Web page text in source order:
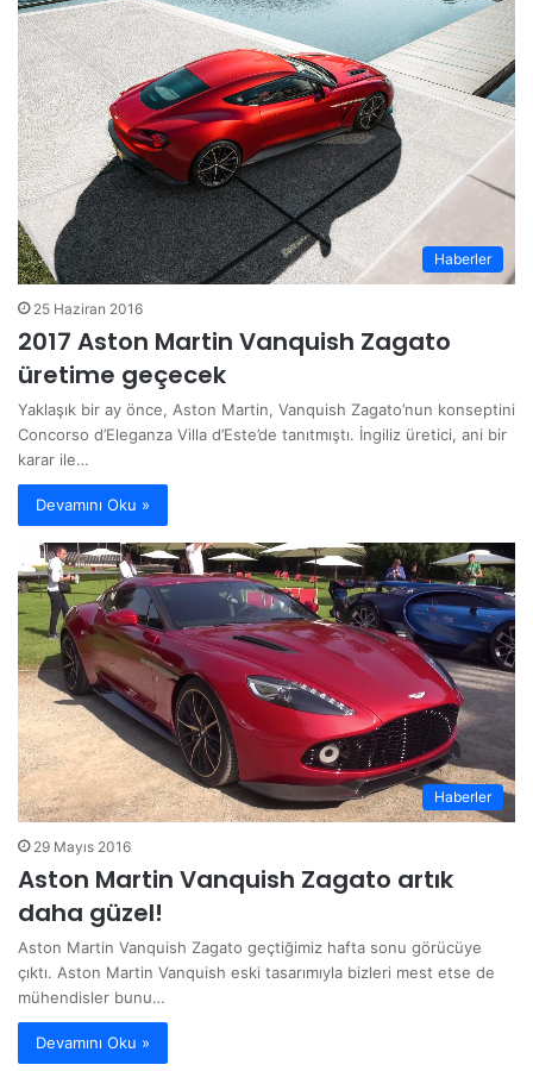
Haberler
25 Haziran 2016
2017 Aston Martin Vanquish Zagato
üretime geçecek
Yaklaşık bir ay önce, Aston Martin, Vanquish Zagato’nun konseptini
Concorso d’Eleganza Villa d’Este’de tanıtmıştı. İngiliz üretici, ani bir
karar ile…
Devamını Oku »
Haberler
29 Mayıs 2016
Aston Martin Vanquish Zagato artık
daha güzel!
Aston Martin Vanquish Zagato geçtiğimiz hafta sonu görücüye
çıktı. Aston Martin Vanquish eski tasarımıyla bizleri mest etse de
mühendisler bunu…
Devamını Oku »